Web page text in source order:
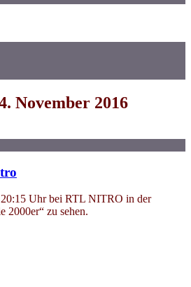
November 2016
Uhr bei RTL NITRO in der
2000er“ zu sehen.